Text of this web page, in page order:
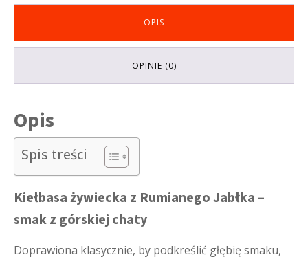
OPIS
OPINIE (0)
Opis
Spis treści
Kiełbasa żywiecka z Rumianego Jabłka –
smak z górskiej chaty
Doprawiona klasycznie, by podkreślić głębię smaku,